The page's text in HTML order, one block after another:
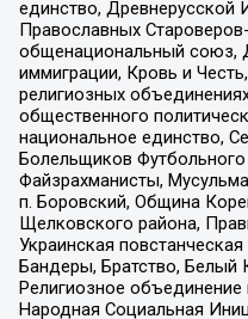
единство, Древнерусской
Православных
общенациональный союз,
иммиграции, Кровь и
религиозных
общественного
национальное единство,
Болельщиков
Файзрахманисты,
п. Боровский, Община
Щелковского района,
Украинская
Бандеры, Братство, Белый
Религиозное объединение
Народная Социальная